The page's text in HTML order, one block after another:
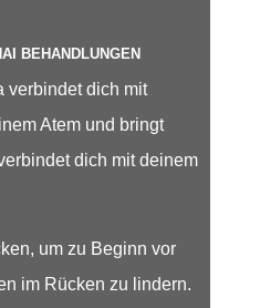
BEHANDLUNGEN
verbindet dich mit
Atem und bringt
dich mit deinem
um zu Beginn vor
im Rücken zu lindern.